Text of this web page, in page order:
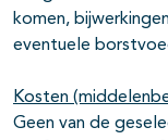
komen,
eventuele
Kosten
Geen van de